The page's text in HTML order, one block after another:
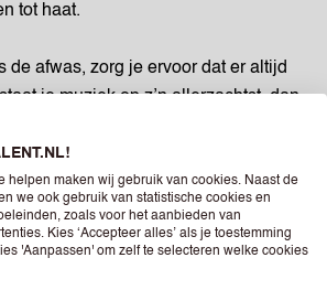
tot haat.
de afwas, zorg je ervoor dat er altijd
je muziek op z’n allerzachtst, dan
waar deze azijnpisser
ook graag tegenover de huisbaas.
hebben is alleen maar nadelig,
het leven van alle andere
of verhuizen naar een ander
helpen maken wij gebruik van cookies. Naast de
we ook gebruik van statistische cookies en
zoals voor het aanbieden van
Kies ‘Accepteer alles’ als je toestemming
'Aanpassen' om zelf te selecteren welke cookies